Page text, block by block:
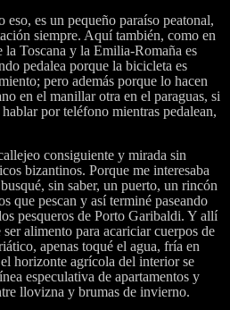
eso, es un pequeño paraíso peatonal,
siempre. Aquí también, como en
la Toscana y la Emilia-Romaña es
pedalea porque la bicicleta es
pero además porque lo hacen
en el manillar otra en el paraguas, si
por teléfono mientras pedalean,
consiguiente y mirada sin
bizantinos. Porque me interesaba
sin saber, un puerto, un rincón
que pescan y así terminé paseando
pesqueros de Porto Garibaldi. Y allí
alimento para acariciar cuerpos de
apenas toqué el agua, fría en
horizonte agrícola del interior se
especulativa de apartamentos y
llovizna y brumas de invierno.